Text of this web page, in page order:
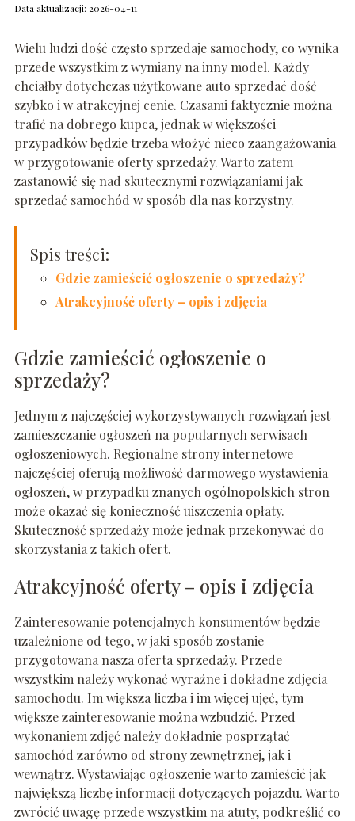
Data aktualizacji: 2026-04-11
Wielu ludzi dość często sprzedaje samochody, co wynika
przede wszystkim z wymiany na inny model. Każdy
chciałby dotychczas użytkowane auto sprzedać dość
szybko i w atrakcyjnej cenie. Czasami faktycznie można
trafić na dobrego kupca, jednak w większości
przypadków będzie trzeba włożyć nieco zaangażowania
w przygotowanie oferty sprzedaży. Warto zatem
zastanowić się nad skutecznymi rozwiązaniami jak
sprzedać samochód w sposób dla nas korzystny.
Spis treści:
Gdzie zamieścić ogłoszenie o sprzedaży?
Atrakcyjność oferty – opis i zdjęcia
Gdzie zamieścić ogłoszenie o
sprzedaży?
Jednym z najczęściej wykorzystywanych rozwiązań jest
zamieszczanie ogłoszeń na popularnych serwisach
ogłoszeniowych. Regionalne strony internetowe
najczęściej oferują możliwość darmowego wystawienia
ogłoszeń, w przypadku znanych ogólnopolskich stron
może okazać się konieczność uiszczenia opłaty.
Skuteczność sprzedaży może jednak przekonywać do
skorzystania z takich ofert.
Atrakcyjność oferty – opis i zdjęcia
Zainteresowanie potencjalnych konsumentów będzie
uzależnione od tego, w jaki sposób zostanie
przygotowana nasza oferta sprzedaży. Przede
wszystkim należy wykonać wyraźne i dokładne zdjęcia
samochodu. Im większa liczba i im więcej ujęć, tym
większe zainteresowanie można wzbudzić. Przed
wykonaniem zdjęć należy dokładnie posprzątać
samochód zarówno od strony zewnętrznej, jak i
wewnątrz. Wystawiając ogłoszenie warto zamieścić jak
największą liczbę informacji dotyczących pojazdu. Warto
zwrócić uwagę przede wszystkim na atuty, podkreślić co